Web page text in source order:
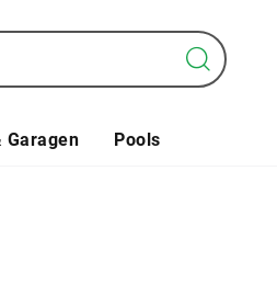
Garagen Pools